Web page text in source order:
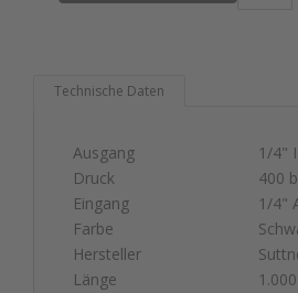
Technische Daten
Ausgang
1/4"
Druck
400
Eingang
1/4"
Farbe
Hersteller
Länge